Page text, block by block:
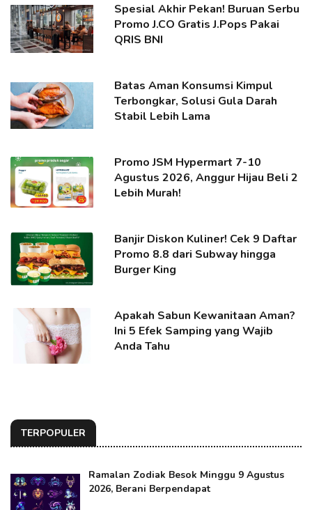
Spesial Akhir Pekan! Buruan Serbu
Promo J.CO Gratis J.Pops Pakai
QRIS BNI
Batas Aman Konsumsi Kimpul
Terbongkar, Solusi Gula Darah
Stabil Lebih Lama
Promo JSM Hypermart 7-10
Agustus 2026, Anggur Hijau Beli 2
Lebih Murah!
Banjir Diskon Kuliner! Cek 9 Daftar
Promo 8.8 dari Subway hingga
Burger King
Apakah Sabun Kewanitaan Aman?
Ini 5 Efek Samping yang Wajib
Anda Tahu
TERPOPULER
Ramalan Zodiak Besok Minggu 9 Agustus
2026, Berani Berpendapat